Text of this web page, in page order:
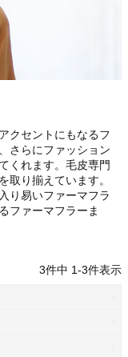
クセントにもなるフ
さらにファッション
くれます。毛皮専門
取り揃えています。
り易いファーマフラ
ファーマフラーま
3件中 1-3件表示